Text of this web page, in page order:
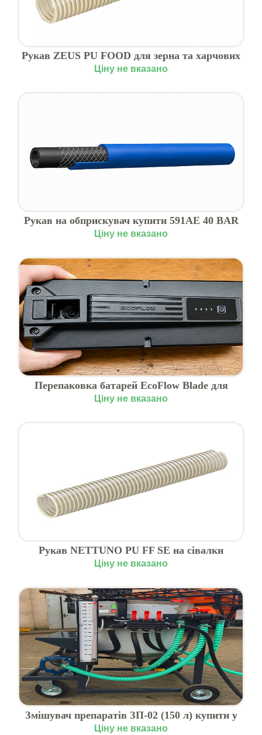
Рукав ZEUS PU FOOD для зерна та харчових
продуктів
Ціну не вказано
Рукав на обприскувач купити 591AE 40 BAR
Ціну не вказано
Перепаковка батарей EcoFlow Blade для
газонокосарок Львів
Ціну не вказано
Рукав NETTUNO PU FF SE на сівалки
Ціну не вказано
Змішувач препаратів ЗП-02 (150 л) купити у
Львові
Ціну не вказано